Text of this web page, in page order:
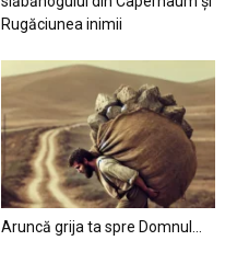
Rugăciunea inimii
Aruncă grija ta spre Domnul…